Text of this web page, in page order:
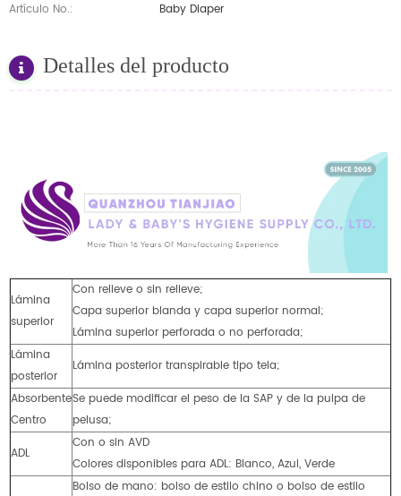
Artículo No.: Baby Diaper
Detalles del producto
Lámina
superior
Con relieve o sin relieve;
Capa superior blanda y capa superior normal;
Lámina superior perforada o no perforada;
Lámina
posterior
Lámina posterior transpirable tipo tela;
Absorbente
Centro
Se puede modificar el peso de la SAP y de la pulpa de
pelusa;
ADL
Con o sin AVD
Colores disponibles para ADL: Blanco, Azul, Verde
Bolso de mano: bolso de estilo chino o bolso de estilo